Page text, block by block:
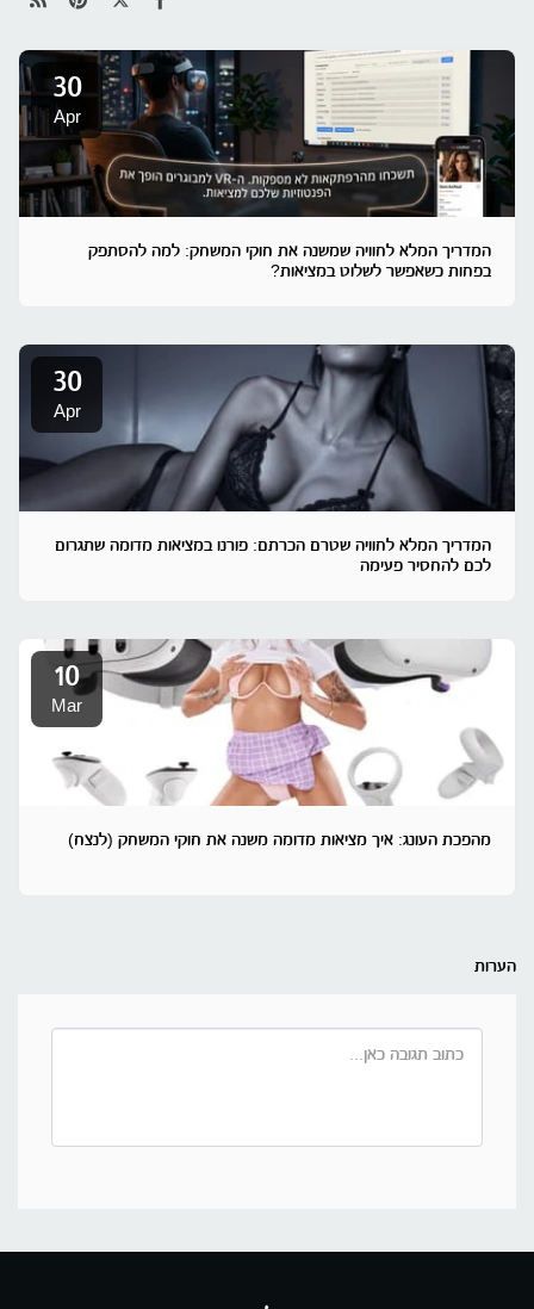
30
Apr
המדריך המלא לחוויה שמשנה את חוקי המשחק: למה להסתפק
בפחות כשאפשר לשלוט במציאות?
30
Apr
המדריך המלא לחוויה שטרם הכרתם: פורנו במציאות מדומה שתגרום
לכם להחסיר פעימה
10
Mar
מהפכת העונג: איך מציאות מדומה משנה את חוקי המשחק (לנצח)
הערות